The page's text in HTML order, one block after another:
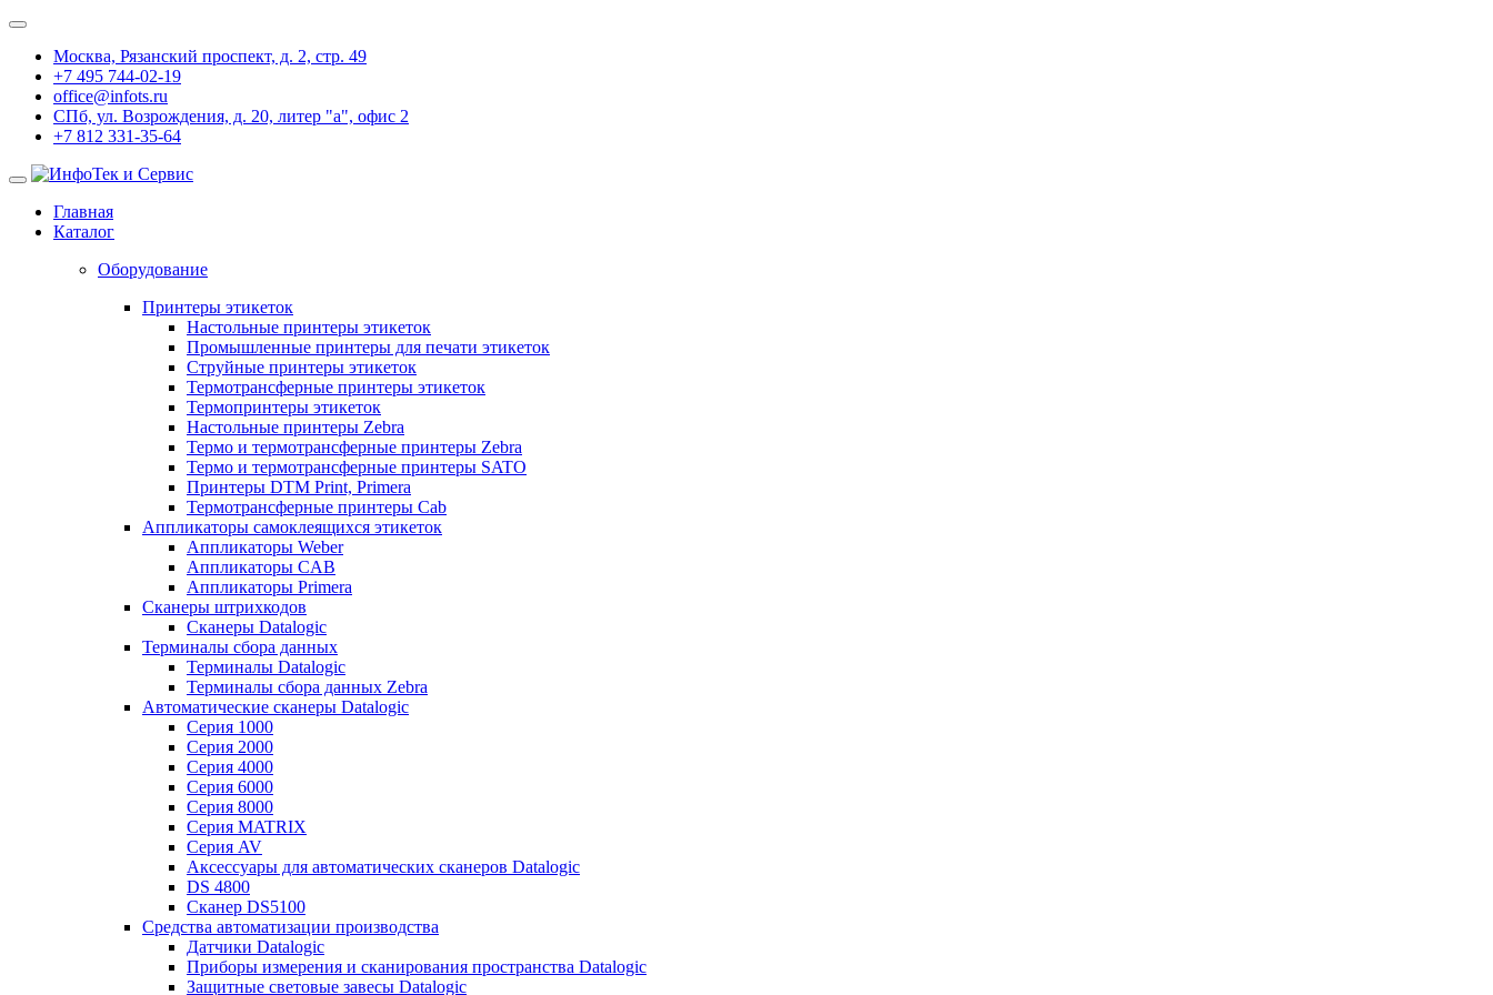
Москва, Рязанский проспект, д. 2, стр. 49
+7 495 744-02-19
office@infots.ru
СПб, ул. Возрождения, д. 20, литер "a", офис 2
+7 812 331-35-64
Главная
Каталог
Оборудование
Принтеры этикеток
Настольные принтеры этикеток
Промышленные принтеры для печати этикеток
Струйные принтеры этикеток
Термотрансферные принтеры этикеток
Термопринтеры этикеток
Настольные принтеры Zebra
Термо и термотрансферные принтеры Zebra
Термо и термотрансферные принтеры SATO
Принтеры DTM Print, Primera
Термотрансферные принтеры Cab
Аппликаторы самоклеящихся этикеток
Аппликаторы Weber
Аппликаторы CAB
Аппликаторы Primera
Сканеры штрихкодов
Сканеры Datalogic
Терминалы сбора данных
Терминалы Datalogic
Терминалы сбора данных Zebra
Автоматические сканеры Datalogic
Серия 1000
Серия 2000
Серия 4000
Серия 6000
Серия 8000
Серия MATRIX
Серия AV
Аксессуары для автоматических сканеров Datalogic
DS 4800
Сканер DS5100
Средства автоматизации производства
Датчики Datalogic
Приборы измерения и сканирования пространства Datalogic
Защитные световые завесы Datalogic